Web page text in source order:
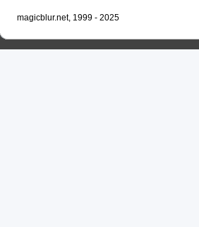
magicblur.net, 1999 - 2025